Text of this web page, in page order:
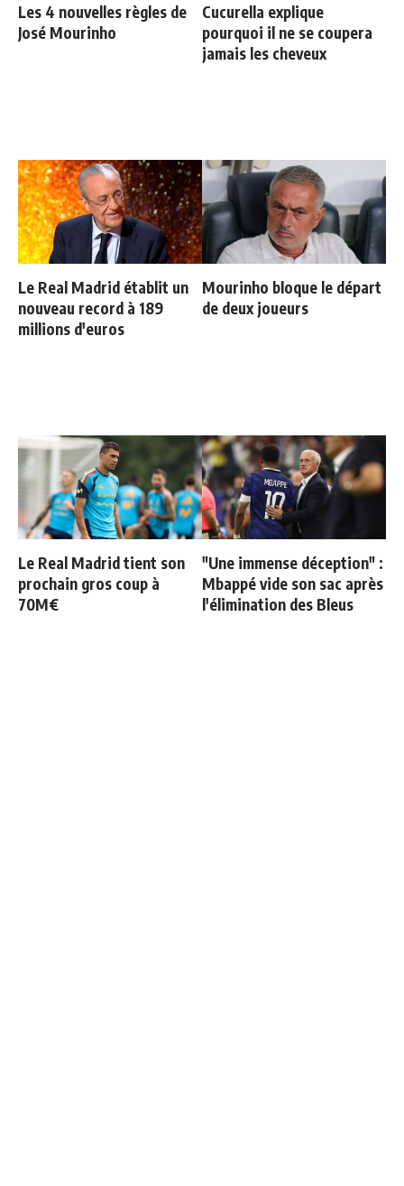
Les 4 nouvelles règles de
José Mourinho
Cucurella explique
pourquoi il ne se coupera
jamais les cheveux
Le Real Madrid établit un
nouveau record à 189
millions d'euros
Mourinho bloque le départ
de deux joueurs
Le Real Madrid tient son
prochain gros coup à
70M€
"Une immense déception" :
Mbappé vide son sac après
l'élimination des Bleus